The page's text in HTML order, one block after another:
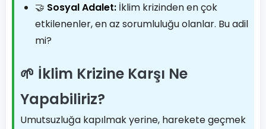
🤝 Sosyal Adalet: İklim krizinden en çok
etkilenenler, en az sorumluluğu olanlar. Bu adil
mi?
🌱 İklim Krizine Karşı Ne
Yapabiliriz?
Umutsuzluğa kapılmak yerine, harekete geçmek